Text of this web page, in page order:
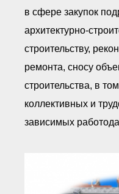
в сфере закупок
архитектурно-
строительству,
ремонта, сносу
строительства, в
коллективных и
зависимых